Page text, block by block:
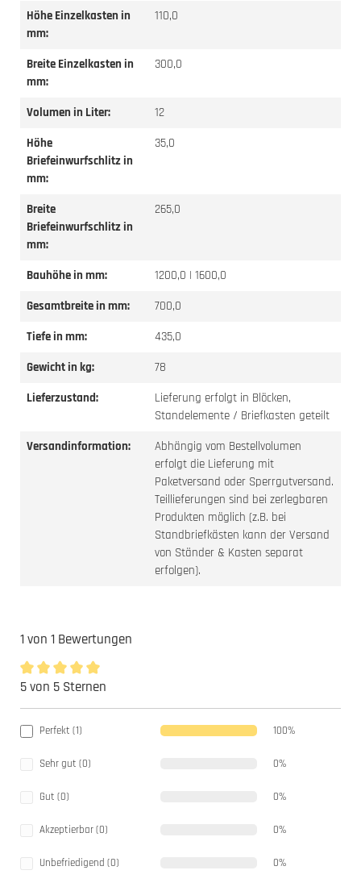
Höhe Einzelkasten in
mm:
110,0
Breite Einzelkasten in
mm:
300,0
Volumen in Liter:
12
Höhe
Briefeinwurfschlitz in
mm:
35,0
Breite
Briefeinwurfschlitz in
mm:
265,0
Bauhöhe in mm:
1200,0 | 1600,0
Gesamtbreite in mm:
700,0
Tiefe in mm:
435,0
Gewicht in kg:
78
Lieferzustand:
Lieferung erfolgt in Blöcken,
Standelemente / Briefkasten geteilt
Versandinformation:
Abhängig vom Bestellvolumen
erfolgt die Lieferung mit
Paketversand oder Sperrgutversand.
Teillieferungen sind bei zerlegbaren
Produkten möglich (z.B. bei
Standbriefkästen kann der Versand
von Ständer & Kasten separat
erfolgen).
1 von 1 Bewertungen
Durchschnittliche Bewertung von 5 von 5 Sternen
5 von 5 Sternen
Perfekt (1) 100%
Sehr gut (0) 0%
Gut (0) 0%
Akzeptierbar (0) 0%
Unbefriedigend (0) 0%